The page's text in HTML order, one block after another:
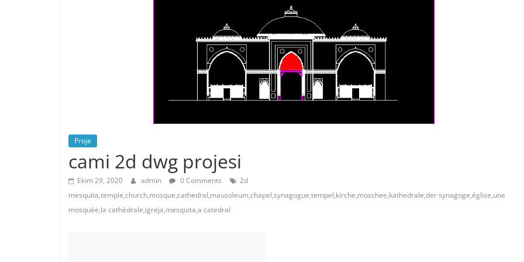
Proje
cami 2d dwg projesi
Ekim 29, 2020 admin 0 Comments
2d
mesquita,temple,church,mosque,cathedral,mausoleum,chapel,synagogue,tempel,kirche,moschee,kathedrale,der synagoge,église,une
mosquée,la cathédrale,igreja,mesquita,a catedral